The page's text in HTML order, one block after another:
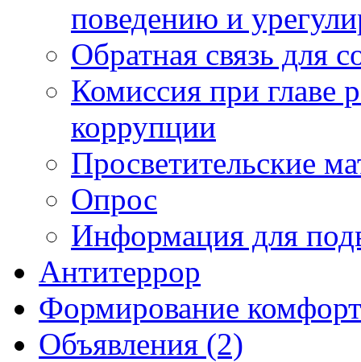
поведению и
Обратная связь для
Комиссия при главе
коррупции
Просветительские
Опрос
Информация для
Антитеррор
Формирование
Объявления (2)